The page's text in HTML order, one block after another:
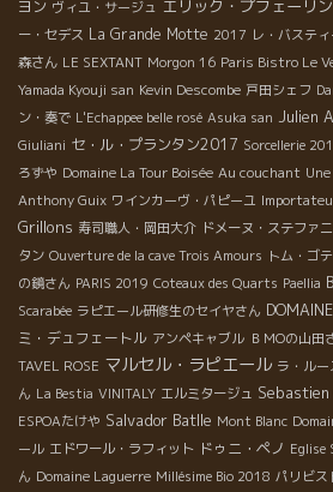
ヨン ヴィユ・サージュ エリック・プフェーリ
ー・セデス La Grande Motte 2017 レ・バステ
森さん LE SEXTANT Morgon 16 Paris Bistro Le
Yamada Kyouji san Kevin Descombe 戸田シェフ
ン・奏で L'Echappee belle rosé Asuka san Julien
Giuliani セ・ル・プランタン2017 Sorcellerie
ろずや Domaine La Tour Boisée Au couchant
Anthony Guix ワインカーヴ・パピーユ
Grillons 寿司職人・岡田大介 ドメーヌ・ステファ
タン Ouverture de la cave Trois Amours トム・ゴ
の鏡さん PARIS 2019 Coteaux des Quarts Paellia
Scarabée ラピエール研修生のセイヤさん
ミ・デュフェートル アンペキャブル ＢＭОの山田
TAVEL ROSE マルセル・ラピエール ラ・ルー
ん La Bestia VINITALY エルミタージュ
ESPOAたけや Salvador Batlle Mont Blanc
ール エドワール・ラフィット ドゥニ・ペノ Eglise
ん Domaine Laguerre Millésime Bio 2018 パリビス